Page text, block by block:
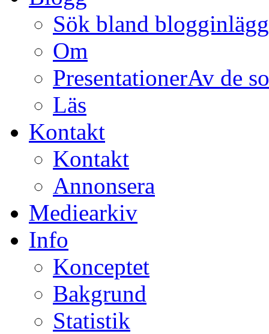
Sök bland
Om
PresentationerAv de
Läs
Kontakt
Kontakt
Annonsera
Mediearkiv
Info
Konceptet
Bakgrund
Statistik